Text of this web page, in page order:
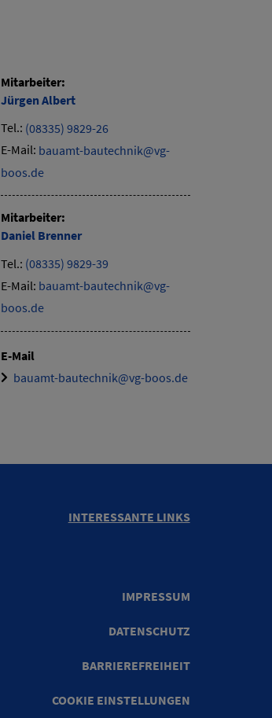
Mitarbeiter:
Jürgen Albert
Tel.: (08335) 9829-26
E-Mail: bauamt-bautechnik@vg-
boos.de
Mitarbeiter:
Daniel Brenner
Tel.: (08335) 9829-39
E-Mail: bauamt-bautechnik@vg-
boos.de
E-Mail
bauamt-bautechnik@vg-boos.de
INTERESSANTE LINKS
IMPRESSUM
DATENSCHUTZ
BARRIEREFREIHEIT
COOKIE EINSTELLUNGEN